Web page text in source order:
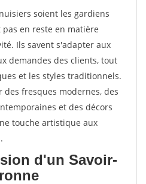
soient les gardiens
en reste en matière
Ils savent s'adapter aux
demandes des clients, tout
et les styles traditionnels.
des fresques modernes, des
et des décors
touche artistique aux
d'un Savoir-